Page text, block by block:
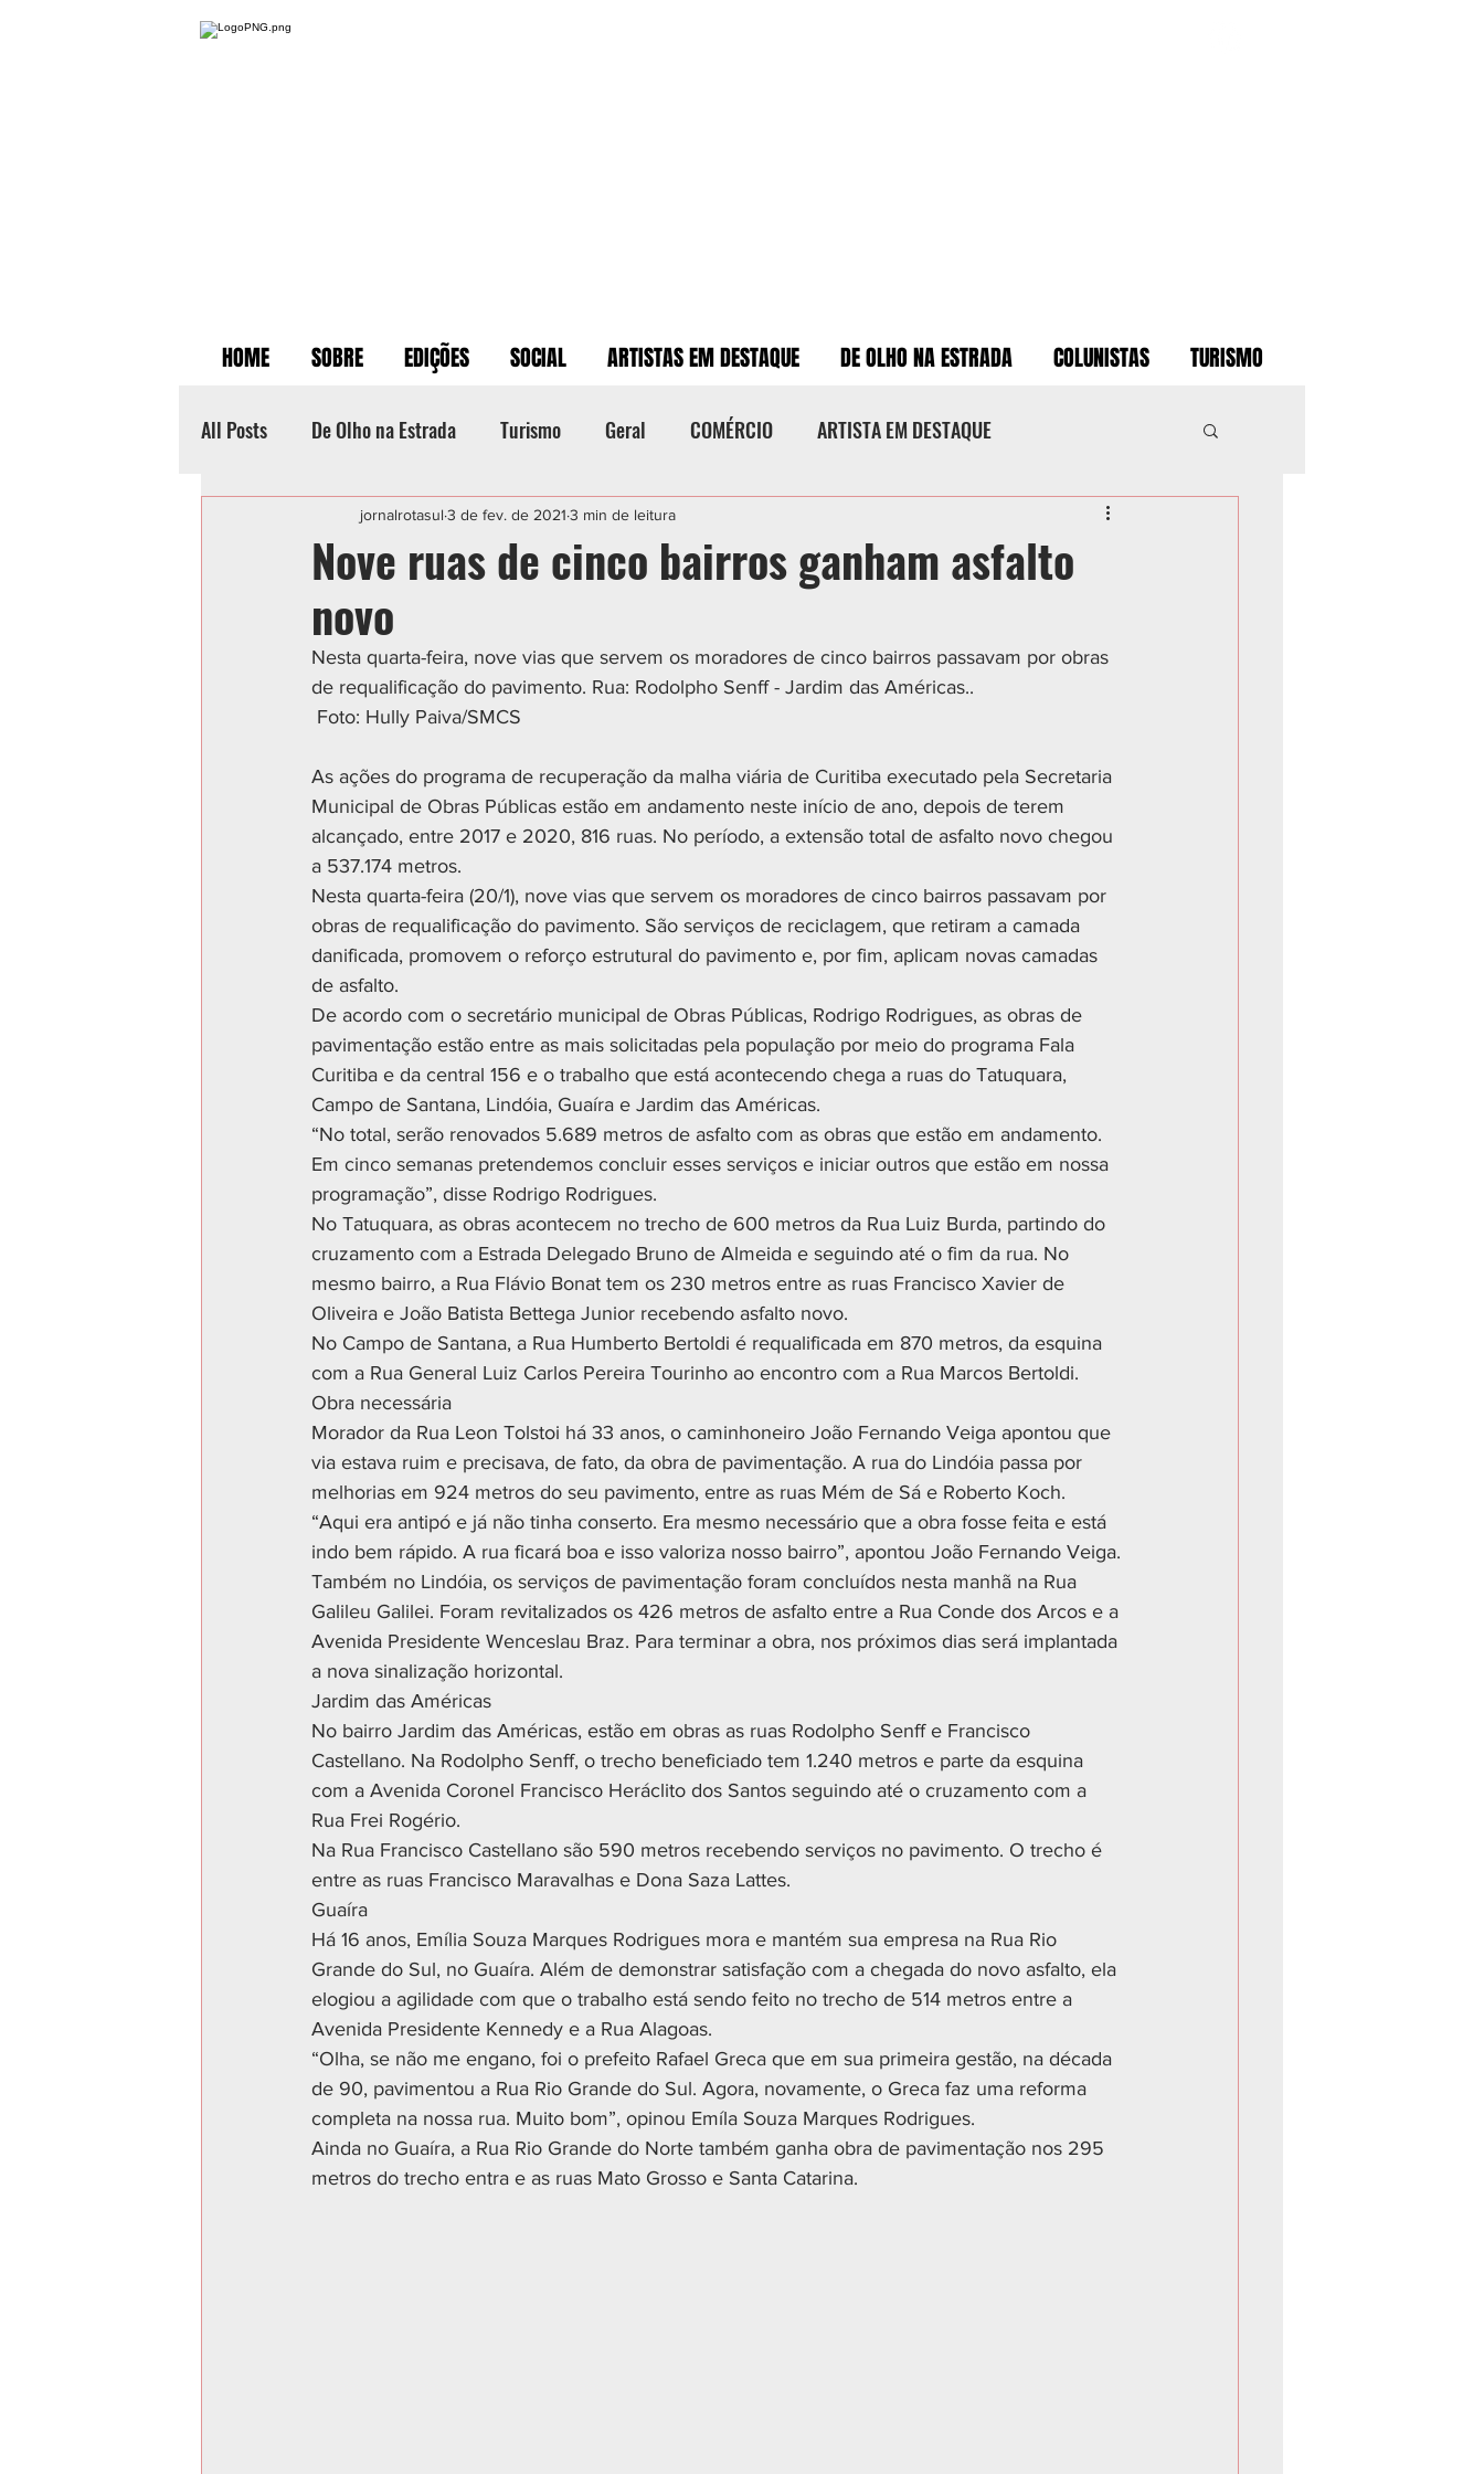
HOME SOBRE EDIÇÕES SOCIAL ARTISTAS EM DESTAQUE DE OLHO NA ESTRADA COLUNISTAS TURISMO
All Posts De Olho na Estrada Turismo Geral COMÉRCIO ARTISTA EM DESTAQUE
Categoria sem título POLICIAL ESPORTE CIDADES
Nove ruas de cinco bairros ganham asfalto
novo
jornalrotasul 3 de fev. de 2021 3 min de leitura
Nesta quarta-feira, nove vias que servem os moradores de cinco bairros passavam por obras
de requalificação do pavimento. Rua: Rodolpho Senff - Jardim das Américas..
Foto: Hully Paiva/SMCS
As ações do programa de recuperação da malha viária de Curitiba executado pela Secretaria
Municipal de Obras Públicas estão em andamento neste início de ano, depois de terem
alcançado, entre 2017 e 2020, 816 ruas. No período, a extensão total de asfalto novo chegou
a 537.174 metros.
Nesta quarta-feira (20/1), nove vias que servem os moradores de cinco bairros passavam por
obras de requalificação do pavimento. São serviços de reciclagem, que retiram a camada
danificada, promovem o reforço estrutural do pavimento e, por fim, aplicam novas camadas
de asfalto.
De acordo com o secretário municipal de Obras Públicas, Rodrigo Rodrigues, as obras de
pavimentação estão entre as mais solicitadas pela população por meio do programa Fala
Curitiba e da central 156 e o trabalho que está acontecendo chega a ruas do Tatuquara,
Campo de Santana, Lindóia, Guaíra e Jardim das Américas.
“No total, serão renovados 5.689 metros de asfalto com as obras que estão em andamento.
Em cinco semanas pretendemos concluir esses serviços e iniciar outros que estão em nossa
programação”, disse Rodrigo Rodrigues.
No Tatuquara, as obras acontecem no trecho de 600 metros da Rua Luiz Burda, partindo do
cruzamento com a Estrada Delegado Bruno de Almeida e seguindo até o fim da rua. No
mesmo bairro, a Rua Flávio Bonat tem os 230 metros entre as ruas Francisco Xavier de
Oliveira e João Batista Bettega Junior recebendo asfalto novo.
No Campo de Santana, a Rua Humberto Bertoldi é requalificada em 870 metros, da esquina
com a Rua General Luiz Carlos Pereira Tourinho ao encontro com a Rua Marcos Bertoldi.
Obra necessária
Morador da Rua Leon Tolstoi há 33 anos, o caminhoneiro João Fernando Veiga apontou que
via estava ruim e precisava, de fato, da obra de pavimentação. A rua do Lindóia passa por
melhorias em 924 metros do seu pavimento, entre as ruas Mém de Sá e Roberto Koch.
“Aqui era antipó e já não tinha conserto. Era mesmo necessário que a obra fosse feita e está
indo bem rápido. A rua ficará boa e isso valoriza nosso bairro”, apontou João Fernando Veiga.
Também no Lindóia, os serviços de pavimentação foram concluídos nesta manhã na Rua
Galileu Galilei. Foram revitalizados os 426 metros de asfalto entre a Rua Conde dos Arcos e a
Avenida Presidente Wenceslau Braz. Para terminar a obra, nos próximos dias será implantada
a nova sinalização horizontal.
Jardim das Américas
No bairro Jardim das Américas, estão em obras as ruas Rodolpho Senff e Francisco
Castellano. Na Rodolpho Senff, o trecho beneficiado tem 1.240 metros e parte da esquina
com a Avenida Coronel Francisco Heráclito dos Santos seguindo até o cruzamento com a
Rua Frei Rogério.
Na Rua Francisco Castellano são 590 metros recebendo serviços no pavimento. O trecho é
entre as ruas Francisco Maravalhas e Dona Saza Lattes.
Guaíra
Há 16 anos, Emília Souza Marques Rodrigues mora e mantém sua empresa na Rua Rio
Grande do Sul, no Guaíra. Além de demonstrar satisfação com a chegada do novo asfalto, ela
elogiou a agilidade com que o trabalho está sendo feito no trecho de 514 metros entre a
Avenida Presidente Kennedy e a Rua Alagoas.
“Olha, se não me engano, foi o prefeito Rafael Greca que em sua primeira gestão, na década
de 90, pavimentou a Rua Rio Grande do Sul. Agora, novamente, o Greca faz uma reforma
completa na nossa rua. Muito bom”, opinou Emíla Souza Marques Rodrigues.
Ainda no Guaíra, a Rua Rio Grande do Norte também ganha obra de pavimentação nos 295
metros do trecho entra e as ruas Mato Grosso e Santa Catarina.